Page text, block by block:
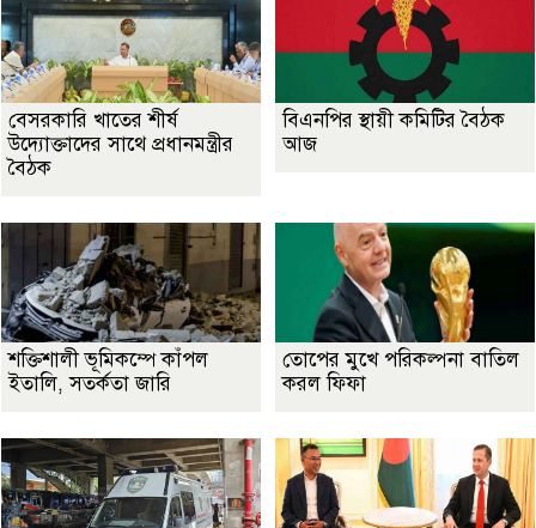
বেসরকারি খাতের শীর্ষ
উদ্যোক্তাদের সাথে প্রধানমন্ত্রীর
বৈঠক
বিএনপির স্থায়ী কমিটির বৈঠক
আজ
শক্তিশালী ভূমিকম্পে কাঁপল
ইতালি, সতর্কতা জারি
তোপের মুখে পরিকল্পনা বাতিল
করল ফিফা